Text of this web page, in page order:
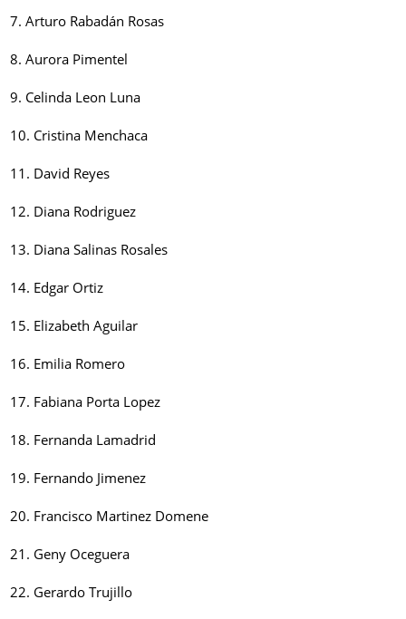
7. Arturo Rabadán Rosas
8. Aurora Pimentel
9. Celinda Leon Luna
10. Cristina Menchaca
11. David Reyes
12. Diana Rodriguez
13. Diana Salinas Rosales
14. Edgar Ortiz
15. Elizabeth Aguilar
16. Emilia Romero
17. Fabiana Porta Lopez
18. Fernanda Lamadrid
19. Fernando Jimenez
20. Francisco Martinez Domene
21. Geny Oceguera
22. Gerardo Trujillo